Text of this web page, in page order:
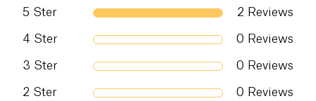
5 Ster 2 Reviews
4 Ster 0 Reviews
3 Ster 0 Reviews
2 Ster 0 Reviews